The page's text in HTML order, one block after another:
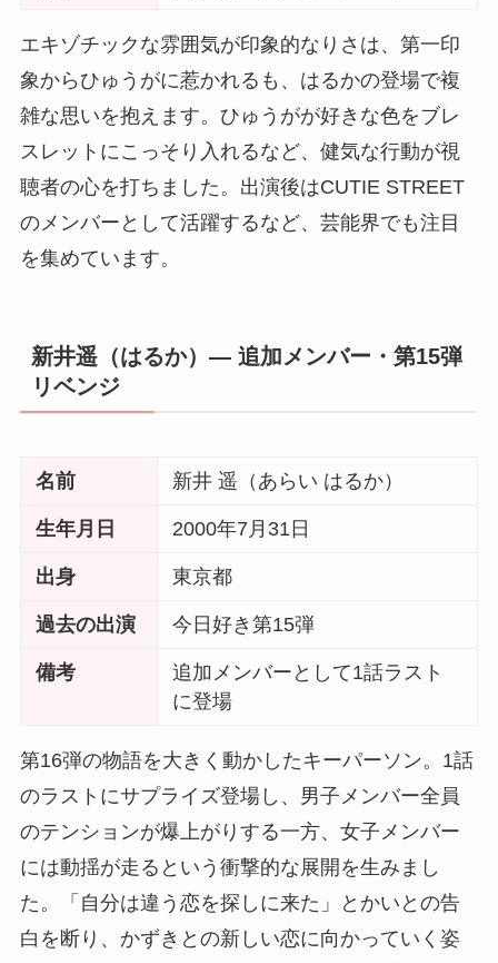
エキゾチックな雰囲気が印象的なりさは、第一印
象からひゅうがに惹かれるも、はるかの登場で複
雑な思いを抱えます。ひゅうがが好きな色をブレ
スレットにこっそり入れるなど、健気な行動が視
聴者の心を打ちました。出演後はCUTIE STREET
のメンバーとして活躍するなど、芸能界でも注目
を集めています。
新井遥（はるか）― 追加メンバー・第15弾
リベンジ
名前 新井 遥（あらい はるか）
生年月日 2000年7月31日
出身 東京都
過去の出演 今日好き第15弾
備考
追加メンバーとして1話ラスト
に登場
第16弾の物語を大きく動かしたキーパーソン。1話
のラストにサプライズ登場し、男子メンバー全員
のテンションが爆上がりする一方、女子メンバー
には動揺が走るという衝撃的な展開を生みまし
た。「自分は違う恋を探しに来た」とかいとの告
白を断り、かずきとの新しい恋に向かっていく姿